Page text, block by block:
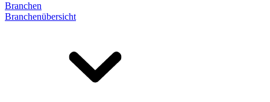
Branchen
Branchenübersicht